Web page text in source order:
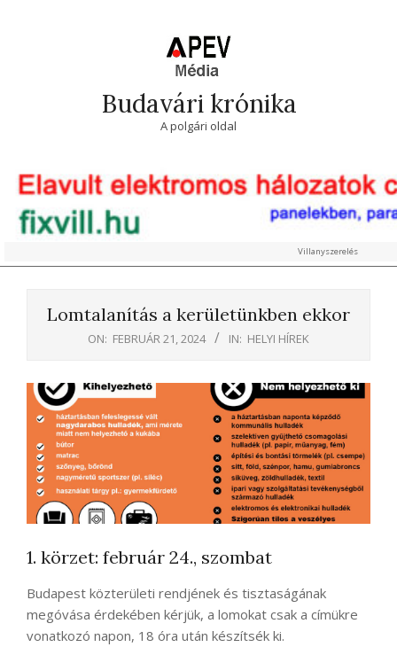
Budavári krónika
A polgári oldal
Villanyszerelés
Lomtalanítás a kerületünkben ekkor
ON: FEBRUÁR 21, 2024 IN: HELYI HÍREK
1. körzet: február 24., szombat
Budapest közterületi rendjének és tisztaságának
megóvása érdekében kérjük, a lomokat csak a címükre
vonatkozó napon, 18 óra után készítsék ki.